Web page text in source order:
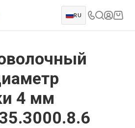
RU
4 мм